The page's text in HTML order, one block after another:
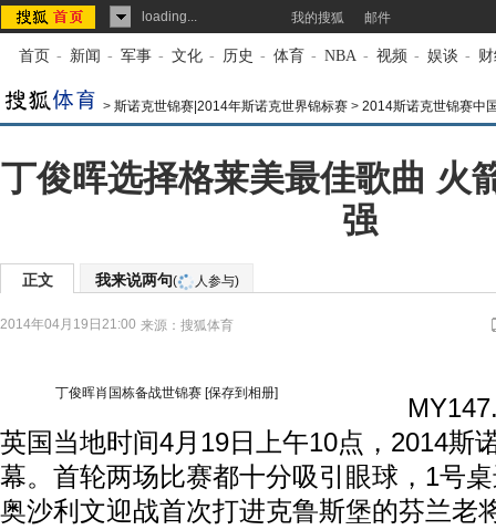
loading... 我的搜狐 邮件
首页 - 新闻 - 军事 - 文化 - 历史 - 体育 - NBA - 视频 - 娱谈 -
> 斯诺克世锦赛|2014年斯诺克世界锦标赛 > 2014斯诺克世锦赛中
丁俊晖选择格莱美最佳歌曲 火
强
正文 我来说两句( 人参与)
2014年04月19日21:00 来源： 搜狐体育
丁俊晖肖国栋备战世锦赛 [保存到相册]
英国当地时间4月19日上午10点，2014斯
幕。首轮两场比赛都十分吸引眼球，1号
奥沙利文迎战首次打进克鲁斯堡的芬兰老